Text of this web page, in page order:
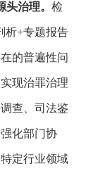
头治理。检
析+专题报告
的普遍性问
现治罪治理
查、司法鉴
化部门协
定行业领域